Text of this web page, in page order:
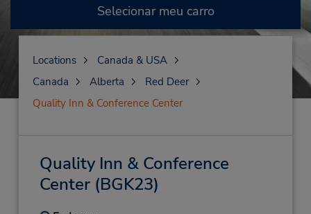
Selecionar meu carro
Locations
Canada & USA
Canada
Alberta
Red Deer
Quality Inn & Conference Center
Quality Inn & Conference
Center(BGK23)